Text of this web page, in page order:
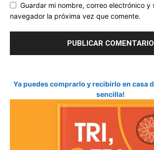
Guardar mi nombre, correo electrónico y
navegador la próxima vez que comente.
Ya puedes comprarlo y recibirlo en casa
sencilla!